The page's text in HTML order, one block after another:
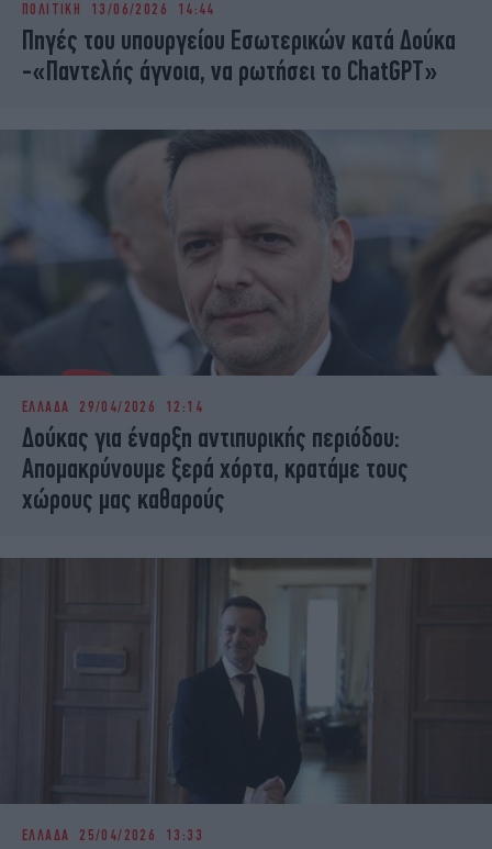
iBOOKS
OSCARS
THE OCEAN
MEDIA
ELAMEFORA
NEWSLETTER
ΠΟΛΙΤΙΚΗ 13/06/2026 14:44
Πηγές του υπουργείου Εσωτερικών κατά Δούκα
-«Παντελής άγνοια, να ρωτήσει το ChatGPT»
ΕΛΛΑΔΑ 29/04/2026 12:14
Δούκας για έναρξη αντιπυρικής περιόδου:
Απομακρύνουμε ξερά χόρτα, κρατάμε τους
χώρους μας καθαρούς
ΕΛΛΑΔΑ 25/04/2026 13:33